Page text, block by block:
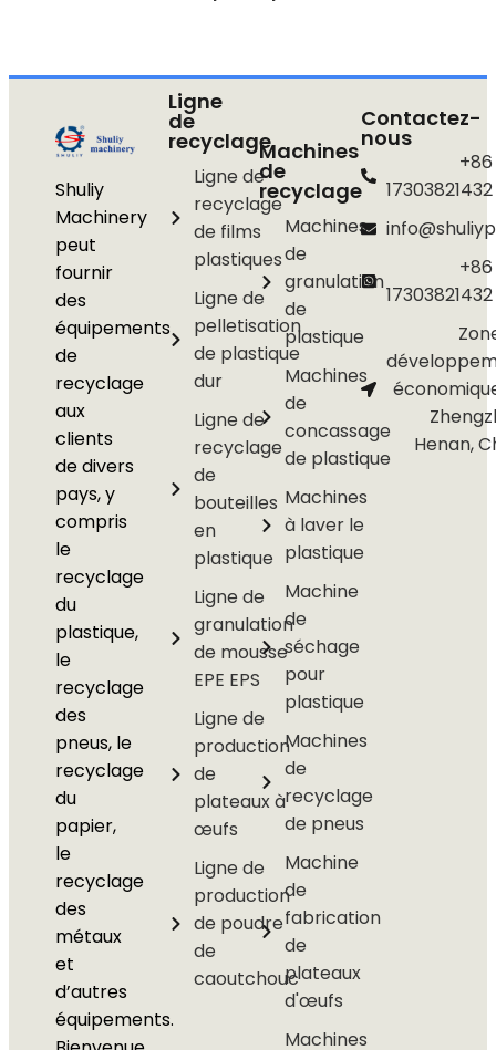
Shuliy
Machinery
peut
fournir
des
équipements
de
recyclage
aux
clients
de divers
pays, y
compris
le
recyclage
du
plastique,
le
recyclage
des
pneus, le
recyclage
du
papier,
le
recyclage
des
métaux
et
d’autres
équipements.
Ligne
de
recyclage
Ligne de
recyclage
de films
plastiques
Ligne de
pelletisation
de plastique
dur
Ligne de
recyclage
de
bouteilles
en
plastique
Ligne de
granulation
de mousse
EPE EPS
Ligne de
production
de
plateaux à
œufs
Ligne de
production
de poudre
de
caoutchouc
Machines
de
recyclage
Machines
de
granulation
de
plastique
Machines
de
concassage
de plastique
Machines
à laver le
plastique
Machine
de
séchage
pour
plastique
Machines
de
recyclage
de pneus
Machine
de
fabrication
de
plateaux
d'œufs
Machines
Contactez-
nous
+86
17303821432
+86
17303821432
Henan,